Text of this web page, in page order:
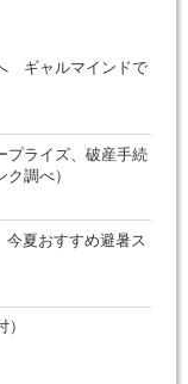
ギャルマインドで
プライズ、破産手続
調べ）
今夏おすすめ避暑ス